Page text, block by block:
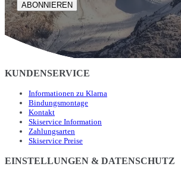
ABONNIEREN
KUNDENSERVICE
Informationen zu Klarna
Bindungsmontage
Kontakt
Skiservice Information
Zahlungsarten
Skiservice Preise
EINSTELLUNGEN & DATENSCHUTZ